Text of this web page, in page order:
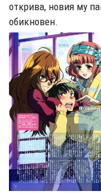
открива, новия му
обикновен.